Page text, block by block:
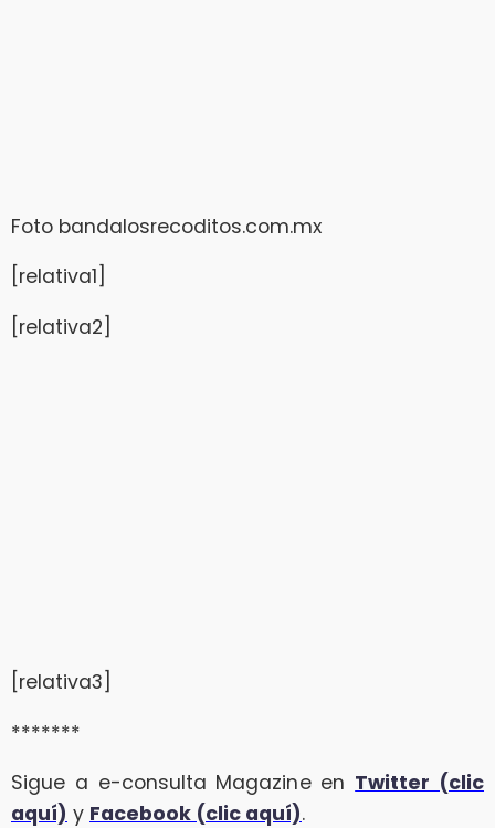
Foto bandalosrecoditos.com.mx
[relativa1]
[relativa2]
[relativa3]
*******
Sigue a e-consulta Magazine en Twitter (clic
aquí) y Facebook (clic aquí).